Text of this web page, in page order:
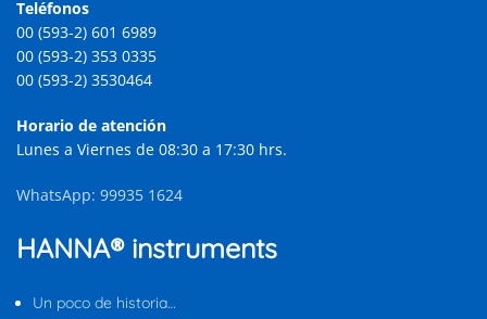
Teléfonos
00 (593-2) 601 6989
00 (593-2) 353 0335
00 (593-2) 3530464
Horario de atención
Lunes a Viernes de 08:30 a 17:30 hrs.
WhatsApp: 99935 1624
HANNA® instruments
Un poco de historia…